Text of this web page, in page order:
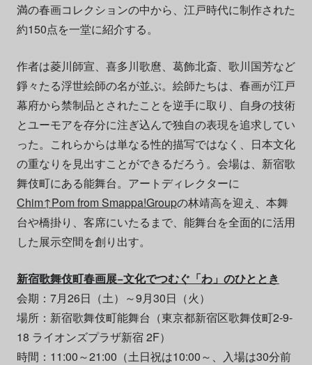
満の春画コレクションの中から、江戸時代に制作された
約150点を一堂に紹介する。
作者は菱川師宣、喜多川歌麿、葛飾北斎、歌川国芳など
錚々たる浮世絵師の名が並ぶ。絵師たちは、春画が江戸
幕府から禁制品とされたことを逆手に取り、自身の技術
とユーモアを存分に注ぎ込んで独自の表現を追求してい
った。これらからは単なる性的描写ではなく、日本文化
の重なりを見出すことができるだろう。会場は、新宿歌
舞伎町にある能舞台。アートディレクターに
Chim↑Pom from Smappa!Groupの林靖高を迎え、本舞
台や橋掛り、客席にいたるまで、能舞台を全面的に活用
した展示空間を創り出す。
新宿歌舞伎町春画展−文化でつむぐ「わ」のひととき
会期：7月26日（土）～9月30日（火）
場所：新宿歌舞伎町能舞台（東京都新宿区歌舞伎町2-9-
18 ライオンズプラザ新宿 2F）
時間：11:00～21:00（土日祝は10:00～、入場は30分前